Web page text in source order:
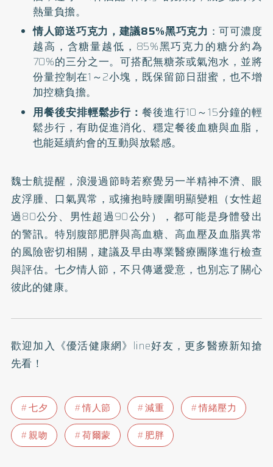
熱量負擔。
情人節送巧克力，建議85%黑巧克力 ：可可濃度
越高，含糖量越低，85%黑巧克力的糖分約為
70%的三分之一。可搭配無糖茶或氣泡水，並將
份量控制在1～2小塊，既保留節日甜蜜，也不增
加控糖負擔。
用餐後安排輕鬆步行：餐後進行10～15分鐘的輕
鬆步行，有助促進消化、穩定餐後血糖與血脂，
也能延續約會的互動與放鬆感。
魏士航提醒，浪漫過節時若察覺另一半精神不濟、眼
皮浮腫、口氣異常，或擁抱時腰圍明顯變粗（女性超
過80公分、男性超過90公分），都可能是身體發出
的警訊。特別腹部肥胖與高血糖、高血壓及血脂異常
的風險密切相關，建議及早由專業醫療團隊進行檢查
與評估。七夕情人節，不只傳遞愛意，也別忘了關心
彼此的健康。
歡迎加入 《優活健康網》line好友 ，更多醫療新知搶
先看！
七夕 情人節 減重
情緒壓力
親吻
荷爾蒙 肥胖